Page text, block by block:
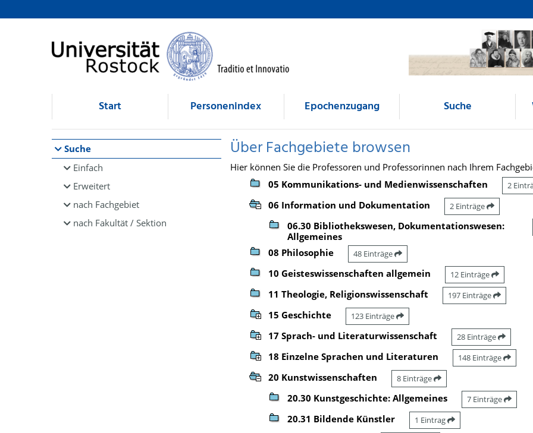
Browsen
direkt zum Inhalt
Start Personenindex Epochenzugang Suche
Suche
Einfach
Erweitert
nach Fachgebiet
nach Fakultät / Sektion
Über Fachgebiete browsen
Hier können Sie die Professoren und Professorinnen nach Ihrem
05 Kommunikations- und Medienwissenschaften
2
06 Information und Dokumentation 2 Einträge
06.30 Bibliothekswesen, Dokumentationswesen:
Allgemeines
08 Philosophie 48 Einträge
10 Geisteswissenschaften allgemein 12 Einträge
11 Theologie, Religionswissenschaft 197 Einträge
15 Geschichte 123 Einträge
17 Sprach- und Literaturwissenschaft 28 Einträge
18 Einzelne Sprachen und Literaturen 148 Einträge
20 Kunstwissenschaften 8 Einträge
20.30 Kunstgeschichte: Allgemeines 7 Einträge
20.31 Bildende Künstler 1 Eintrag